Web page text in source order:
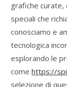
grafiche curate,
speciali che
conosciamo e
tecnologica
esplorando le
comehttps://
selezione di